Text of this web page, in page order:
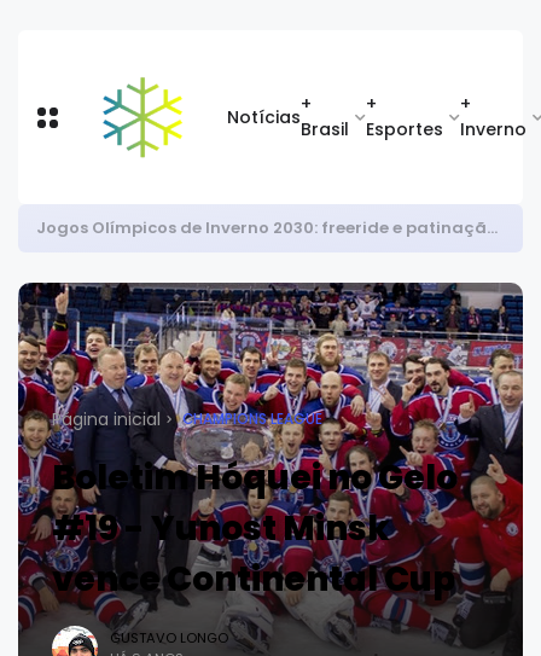
Notícias
+
Brasil
+
Esportes
+
Inverno
Circuito Brasileiro de Rollerski 2026: favoritos se destacam na abertura da temporada
Página inicial CHAMPIONS LEAGUE
Boletim Hóquei no Gelo
#19 - Yunost Minsk
vence Continental Cup
GUSTAVO LONGO